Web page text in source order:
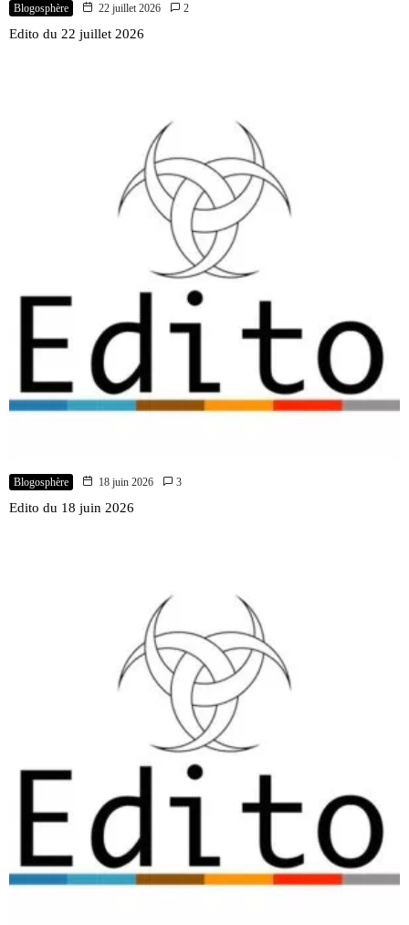
Blogosphère 22 juillet 2026 2
Edito du 22 juillet 2026
Blogosphère 18 juin 2026 3
Edito du 18 juin 2026